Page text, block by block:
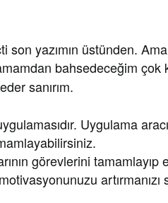
son yazımın üstünden.
bahsedeceğim çok
sanırım.
Uygulama
görevlerini
artırmanızı